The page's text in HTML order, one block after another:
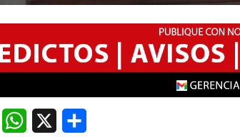
FacebookWhatsApp